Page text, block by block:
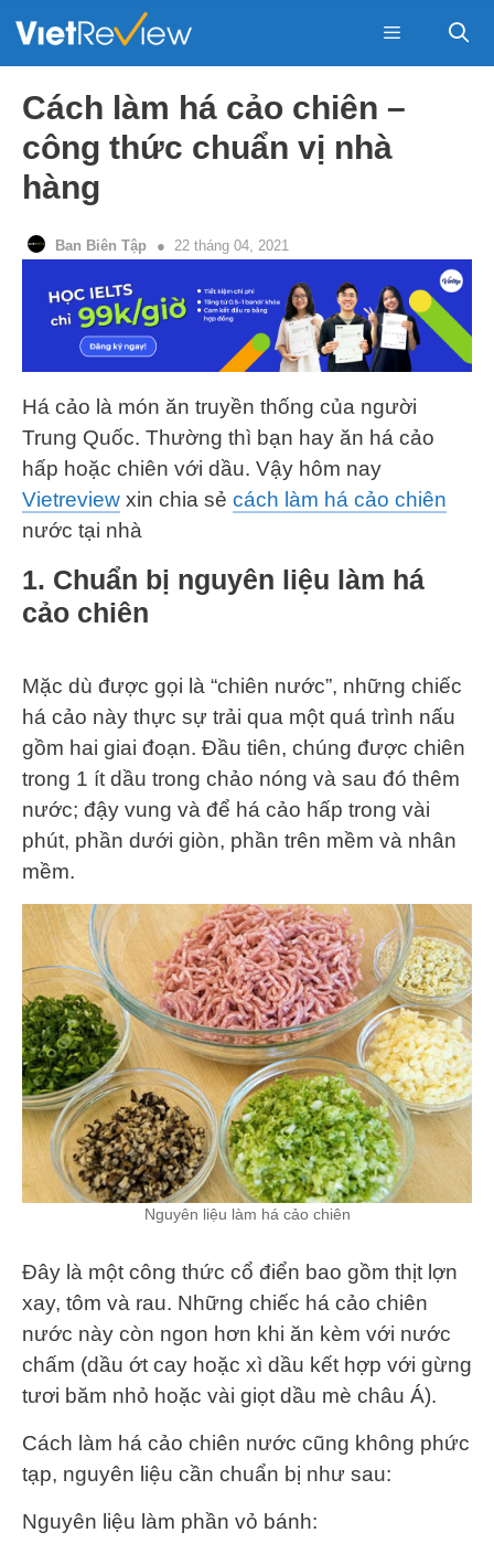
Cách làm há cảo chiên –
công thức chuẩn vị nhà
hàng
Ban Biên Tập 22 tháng 04, 2021
Há cảo là món ăn truyền thống của người
Trung Quốc. Thường thì bạn hay ăn há cảo
hấp hoặc chiên với dầu. Vậy hôm nay
Vietreview xin chia sẻ cách làm há cảo chiên
nước tại nhà
1. Chuẩn bị nguyên liệu làm há
cảo chiên
Mặc dù được gọi là “chiên nước”, những chiếc
há cảo này thực sự trải qua một quá trình nấu
gồm hai giai đoạn. Đầu tiên, chúng được chiên
trong 1 ít dầu trong chảo nóng và sau đó thêm
nước; đậy vung và để há cảo hấp trong vài
phút, phần dưới giòn, phần trên mềm và nhân
mềm.
Nguyên liệu làm há cảo chiên
Đây là một công thức cổ điển bao gồm thịt lợn
xay, tôm và rau. Những chiếc há cảo chiên
nước này còn ngon hơn khi ăn kèm với nước
chấm (dầu ớt cay hoặc xì dầu kết hợp với gừng
tươi băm nhỏ hoặc vài giọt dầu mè châu Á).
Cách làm há cảo chiên nước cũng không phức
tạp, nguyên liệu cần chuẩn bị như sau:
Nguyên liệu làm phần vỏ bánh: